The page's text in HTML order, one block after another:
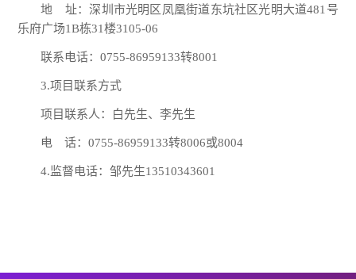
地 址：深圳市光明区凤凰街道东坑社区光明大道481号
乐府广场1B栋31楼3105-06
联系电话：0755-86959133转8001
3.项目联系方式
项目联系人：白先生、李先生
电 话：0755-86959133转8006或8004
4.监督电话：邹先生13510343601